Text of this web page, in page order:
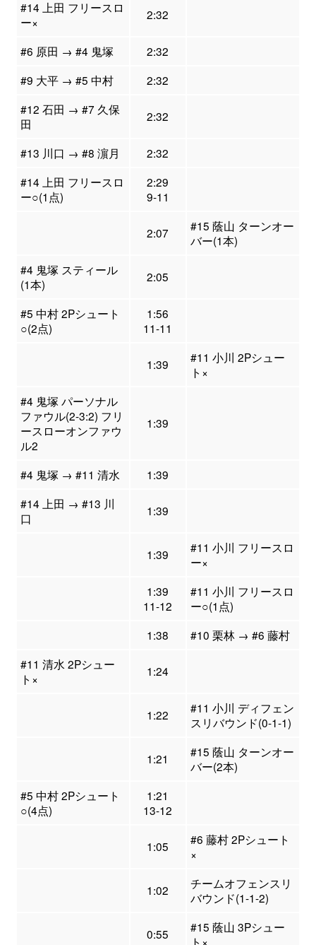
#14 上田 フリースロ
ー×
2:32
#6 原田 → #4 鬼塚
2:32
#9 大平 → #5 中村
2:32
#12 石田 → #7 久保
田
2:32
#13 川口 → #8 濵月
2:32
#14 上田 フリースロ
ー○(1点)
2:29
9-11
2:07
#15 蔭山 ターンオー
バー(1本)
#4 鬼塚 スティール
(1本)
2:05
#5 中村 2Pシュート
○(2点)
1:56
11-11
1:39
#11 小川 2Pシュー
ト×
#4 鬼塚 パーソナル
ファウル(2-3:2) フリ
ースローオンファウ
ル2
1:39
#4 鬼塚 → #11 清水
1:39
#14 上田 → #13 川
口
1:39
1:39
#11 小川 フリースロ
ー×
1:39
11-12
#11 小川 フリースロ
ー○(1点)
1:38
#10 栗林 → #6 藤村
#11 清水 2Pシュー
ト×
1:24
1:22
#11 小川 ディフェン
スリバウンド(0-1-1)
1:21
#15 蔭山 ターンオー
バー(2本)
#5 中村 2Pシュート
○(4点)
1:21
13-12
1:05
#6 藤村 2Pシュート
×
1:02
チームオフェンスリ
バウンド(1-1-2)
0:55
#15 蔭山 3Pシュー
ト×